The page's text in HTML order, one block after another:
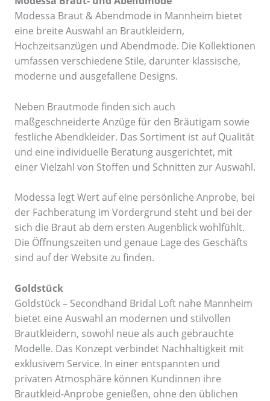
Modessa Braut & Abendmode in Mannheim bietet
eine breite Auswahl an Brautkleidern,
Hochzeitsanzügen und Abendmode. Die Kollektionen
umfassen verschiedene Stile, darunter klassische,
moderne und ausgefallene Designs.
Neben Brautmode finden sich auch
maßgeschneiderte Anzüge für den Bräutigam sowie
festliche Abendkleider. Das Sortiment ist auf Qualität
und eine individuelle Beratung ausgerichtet, mit
einer Vielzahl von Stoffen und Schnitten zur Auswahl.
Modessa legt Wert auf eine persönliche Anprobe, bei
der Fachberatung im Vordergrund steht und bei der
sich die Braut ab dem ersten Augenblick wohlfühlt.
Die Öffnungszeiten und genaue Lage des Geschäfts
sind auf der Website zu finden.
Goldstück
Goldstück – Secondhand Bridal Loft nahe Mannheim
bietet eine Auswahl an modernen und stilvollen
Brautkleidern, sowohl neue als auch gebrauchte
Modelle. Das Konzept verbindet Nachhaltigkeit mit
exklusivem Service. In einer entspannten und
privaten Atmosphäre können Kundinnen ihre
Brautkleid-Anprobe genießen, ohne den üblichen